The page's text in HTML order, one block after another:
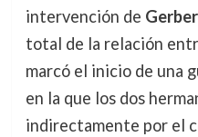
intervención de
total de la relación
marcó el inicio de una
en la que los dos
indirectamente por el